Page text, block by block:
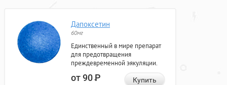
Дапоксетин
60мг
Единственный в мире препарат
для предотвращения
преждевременной эякуляции.
от 90Р Купить